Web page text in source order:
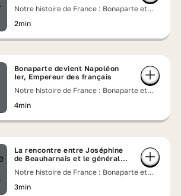
Notre histoire de France : Bonaparte et
2min
Bonaparte devient Napoléon
Ier, Empereur des français
Notre histoire de France : Bonaparte et
4min
La rencontre entre Joséphine
de Beauharnais et le général
Notre histoire de France : Bonaparte et
3min